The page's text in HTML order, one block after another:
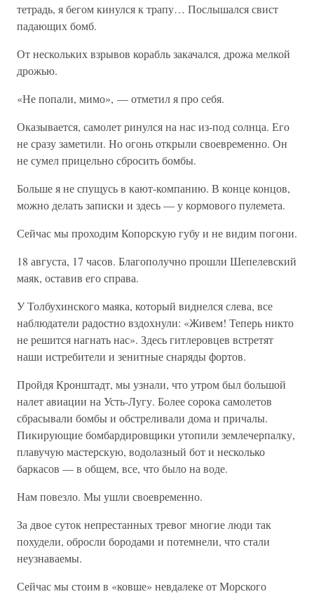
тетрадь, я бегом кинулся к трапу… Послышался свист
падающих бомб.
От нескольких взрывов корабль закачался, дрожа мелкой
дрожью.
«Не попали, мимо», — отметил я про себя.
Оказывается, самолет ринулся на нас из-под солнца. Его
не сразу заметили. Но огонь открыли своевременно. Он
не сумел прицельно сбросить бомбы.
Больше я не спущусь в кают-компанию. В конце концов,
можно делать записки и здесь — у кормового пулемета.
Сейчас мы проходим Копорскую губу и не видим погони.
18 августа, 17 часов. Благополучно прошли Шепелевский
маяк, оставив его справа.
У Толбухинского маяка, который виднелся слева, все
наблюдатели радостно вздохнули: «Живем! Теперь никто
не решится нагнать нас». Здесь гитлеровцев встретят
наши истребители и зенитные снаряды фортов.
Пройдя Кронштадт, мы узнали, что утром был большой
налет авиации на Усть-Лугу. Более сорока самолетов
сбрасывали бомбы и обстреливали дома и причалы.
Пикирующие бомбардировщики утопили землечерпалку,
плавучую мастерскую, водолазный бот и несколько
баркасов — в общем, все, что было на воде.
Нам повезло. Мы ушли своевременно.
За двое суток непрестанных тревог многие люди так
похудели, обросли бородами и потемнели, что стали
неузнаваемы.
Сейчас мы стоим в «ковше» невдалеке от Морского